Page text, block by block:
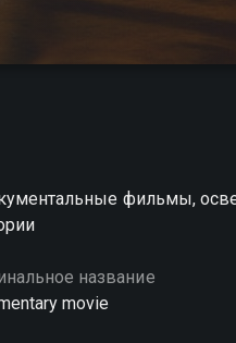
фильмы,
название
movie